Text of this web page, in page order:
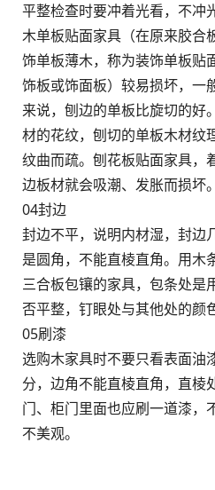
平整检查时要冲着光看，不冲
木单板贴面家具（在原来胶合
饰单板薄木，称为装饰单板贴
饰板或饰面板）较易损坏，一
来说，刨边的单板比旋切的好
材的花纹，刨切的单板木材纹
纹曲而疏。刨花板贴面家具，
边板材就会吸潮、发胀而损坏。
04封边
封边不平，说明内材湿，封边
是圆角，不能直棱直角。用木
三合板包镶的家具，包条处是
否平整，钉眼处与其他处的颜
05刷漆
选购木家具时不要只看表面油
分，边角不能直棱直角，直棱
门、柜门里面也应刷一道漆，
不美观。